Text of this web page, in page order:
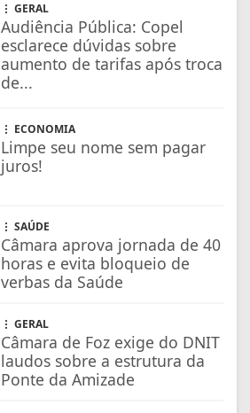
GERAL
Audiência Pública: Copel
esclarece dúvidas sobre
aumento de tarifas após troca
de...
ECONOMIA
Limpe seu nome sem pagar
juros!
SAÚDE
Câmara aprova jornada de 40
horas e evita bloqueio de
verbas da Saúde
GERAL
Câmara de Foz exige do DNIT
laudos sobre a estrutura da
Ponte da Amizade